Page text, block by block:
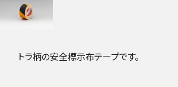
トラ柄の安全標示布テープです。